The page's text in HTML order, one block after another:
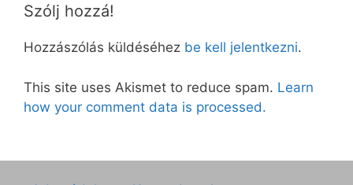
Szólj hozzá!
Hozzászólás küldéséhez be kell jelentkezni.
This site uses Akismet to reduce spam. Learn
how your comment data is processed.